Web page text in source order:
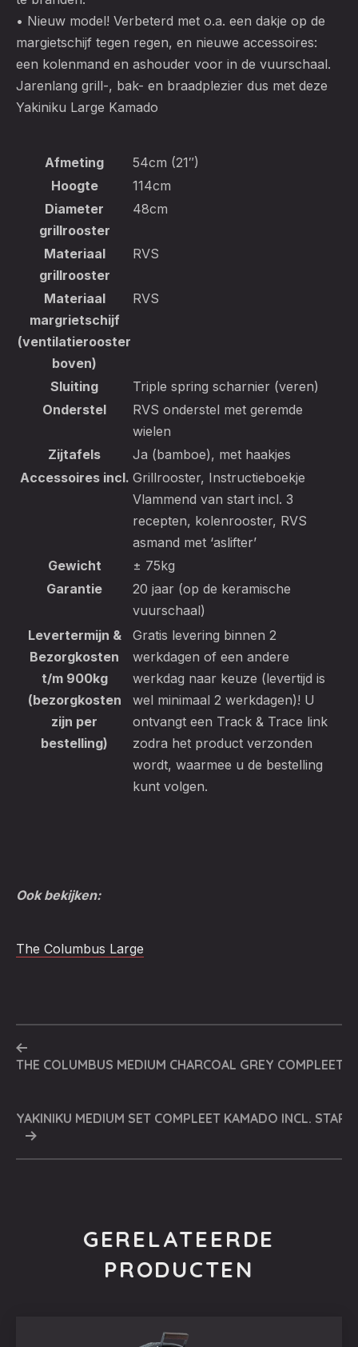
• Nieuw model! Verbeterd met o.a. een dakje op de
margietschijf tegen regen, en nieuwe accessoires:
een kolenmand en ashouder voor in de vuurschaal.
Jarenlang grill-, bak- en braadplezier dus met deze
Yakiniku Large Kamado
Afmeting
54cm (21″)
Hoogte
114cm
Diameter
grillrooster
48cm
Materiaal
grillrooster
RVS
Materiaal
margrietschijf
(ventilatierooster
boven)
RVS
Sluiting
Triple spring scharnier (veren)
Onderstel
RVS onderstel met geremde
wielen
Zijtafels
Ja (bamboe), met haakjes
Accessoires incl. Grillrooster, Instructieboekje
Vlammend van start incl. 3
recepten, kolenrooster, RVS
asmand met ‘aslifter’
Gewicht
± 75kg
Garantie
20 jaar (op de keramische
vuurschaal)
Levertermijn &
Bezorgkosten
t/m 900kg
(bezorgkosten
zijn per
bestelling)
Gratis levering binnen 2
werkdagen of een andere
werkdag naar keuze (levertijd is
wel minimaal 2 werkdagen)! U
ontvangt een Track & Trace link
zodra het product verzonden
wordt, waarmee u de bestelling
kunt volgen.
Ook bekijken:
The Columbus Large
THE COLUMBUS MEDIUM CHARCOAL GREY COMPLEET
YAKINIKU MEDIUM SET COMPLEET KAMADO INCL.
GERELATEERDE
PRODUCTEN